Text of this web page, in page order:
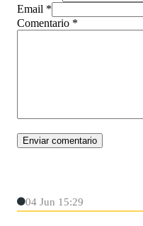
Email *
Comentario *
04 Jun 15:29